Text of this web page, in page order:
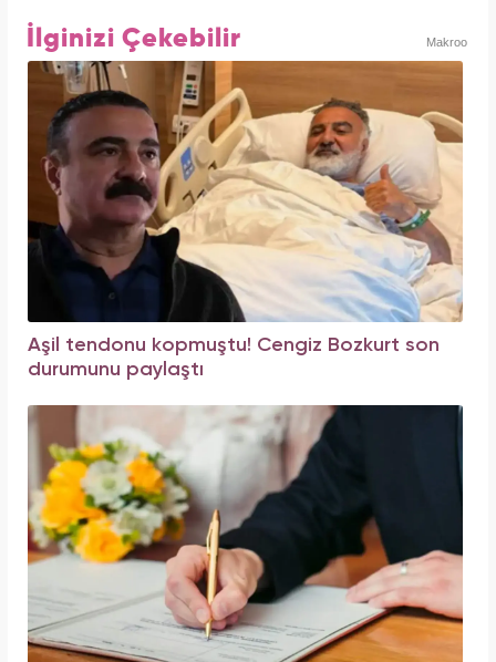
İlginizi Çekebilir Makroo
Aşil tendonu kopmuştu! Cengiz Bozkurt son
durumunu paylaştı